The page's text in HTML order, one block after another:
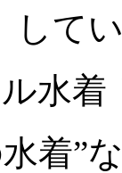
して
水着
着”